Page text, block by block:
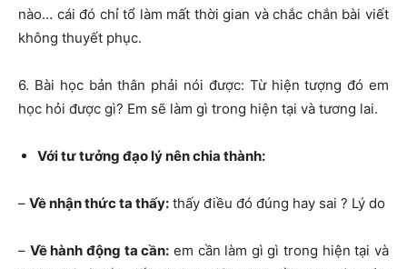
nào… cái đó chỉ tổ làm mất thời gian và chắc chắn bài viết
không thuyết phục.
6. Bài học bản thân phải nói được: Từ hiện tượng đó em
học hỏi được gì? Em sẽ làm gì trong hiện tại và tương lai.
Với tư tưởng đạo lý nên chia thành:
– Về nhận thức ta thấy: thấy điều đó đúng hay sai ? Lý do
– Về hành động ta cần: em cần làm gì gì trong hiện tại và